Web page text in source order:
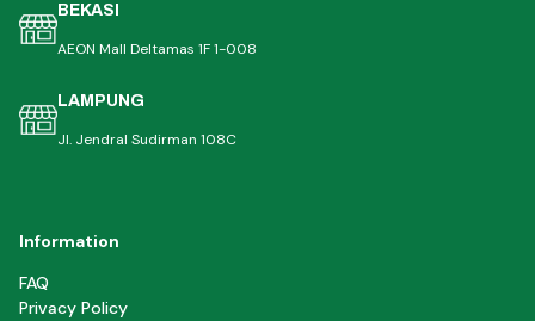
BEKASI
AEON Mall Deltamas 1F 1-008
LAMPUNG
Jl. Jendral Sudirman 108C
Information
FAQ
Privacy Policy